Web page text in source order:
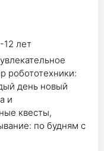
12 лет
робототехники:
день новый
и
квесты,
по будням с